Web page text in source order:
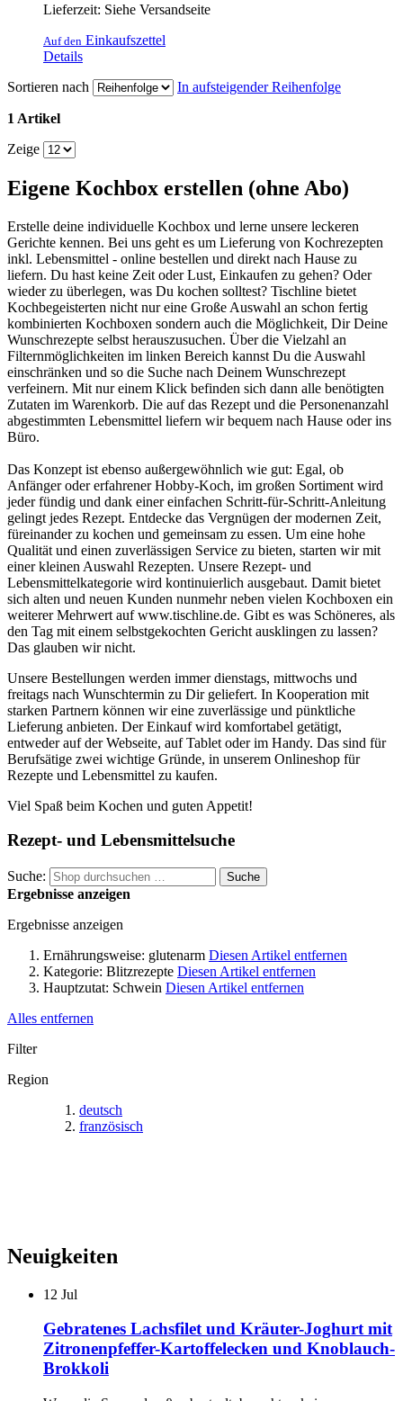
Lieferzeit: Siehe Versandseite
Auf den Einkaufszettel
Details
Sortieren nach
In aufsteigender Reihenfolge
1 Artikel
Zeige
Eigene Kochbox erstellen (ohne Abo)
Erstelle deine individuelle Kochbox und lerne unsere leckeren
Gerichte kennen. Bei uns geht es um Lieferung von Kochrezepten
inkl. Lebensmittel - online bestellen und direkt nach Hause zu
liefern. Du hast keine Zeit oder Lust, Einkaufen zu gehen? Oder
wieder zu überlegen, was Du kochen solltest? Tischline bietet
Kochbegeisterten nicht nur eine Große Auswahl an schon fertig
kombinierten Kochboxen sondern auch die Möglichkeit, Dir Deine
Wunschrezepte selbst herauszusuchen. Über die Vielzahl an
Filternmöglichkeiten im linken Bereich kannst Du die Auswahl
einschränken und so die Suche nach Deinem Wunschrezept
verfeinern. Mit nur einem Klick befinden sich dann alle benötigten
Zutaten im Warenkorb. Die auf das Rezept und die Personenanzahl
abgestimmten Lebensmittel liefern wir bequem nach Hause oder ins
Büro.
Das Konzept ist ebenso außergewöhnlich wie gut: Egal, ob
Anfänger oder erfahrener Hobby-Koch, im großen Sortiment wird
jeder fündig und dank einer einfachen Schritt-für-Schritt-Anleitung
gelingt jedes Rezept. Entdecke das Vergnügen der modernen Zeit,
füreinander zu kochen und gemeinsam zu essen. Um eine hohe
Qualität und einen zuverlässigen Service zu bieten, starten wir mit
einer kleinen Auswahl Rezepten. Unsere Rezept- und
Lebensmittelkategorie wird kontinuierlich ausgebaut. Damit bietet
sich alten und neuen Kunden nunmehr neben vielen Kochboxen ein
weiterer Mehrwert auf www.tischline.de. Gibt es was Schöneres, als
den Tag mit einem selbstgekochten Gericht ausklingen zu lassen?
Das glauben wir nicht.
Unsere Bestellungen werden immer dienstags, mittwochs und
freitags nach Wunschtermin zu Dir geliefert. In Kooperation mit
starken Partnern können wir eine zuverlässige und pünktliche
Lieferung anbieten. Der Einkauf wird komfortabel getätigt,
entweder auf der Webseite, auf Tablet oder im Handy. Das sind für
Berufsätige zwei wichtige Gründe, in unserem Onlineshop für
Rezepte und Lebensmittel zu kaufen.
Viel Spaß beim Kochen und guten Appetit!
Rezept- und Lebensmittelsuche
Suche: Suche
Ergebnisse anzeigen
Ergebnisse anzeigen
Ernährungsweise: glutenarm Diesen Artikel entfernen
Kategorie: Blitzrezepte Diesen Artikel entfernen
Hauptzutat: Schwein Diesen Artikel entfernen
Alles entfernen
Filter
Region
deutsch
französisch
Neuigkeiten
12 Jul
Gebratenes Lachsfilet und Kräuter-Joghurt mit
Zitronenpfeffer-Kartoffelecken und Knoblauch-
Brokkoli